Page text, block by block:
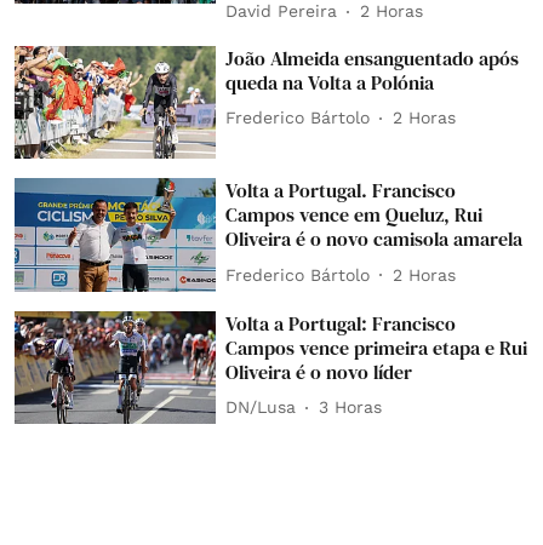
David Pereira 2 Horas
João Almeida ensanguentado após
queda na Volta a Polónia
Frederico Bártolo 2 Horas
Volta a Portugal. Francisco
Campos vence em Queluz, Rui
Oliveira é o novo camisola amarela
Frederico Bártolo 2 Horas
Volta a Portugal: Francisco
Campos vence primeira etapa e Rui
Oliveira é o novo líder
DN/Lusa 3 Horas